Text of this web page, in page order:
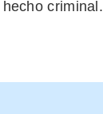
criminal.